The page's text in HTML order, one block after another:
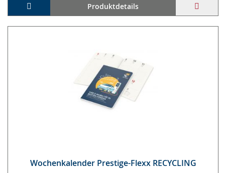
Produktdetails
Wo­chen­ka­len­der Pres­ti­ge-Flexx RE­CY­CLING